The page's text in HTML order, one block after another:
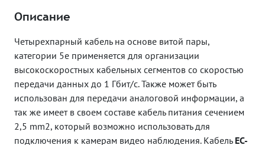
Описание
Четырехпарный кабель на основе витой пары,
категории 5e применяется для организации
высокоскоростных кабельных сегментов со скоростью
передачи данных до 1 Гбит/c. Также может быть
использован для передачи аналоговой информации, а
так же имеет в своем составе кабель питания сечением
2,5 mm2, который возможно использовать для
подключения к камерам видео наблюдения. Кабель EC-